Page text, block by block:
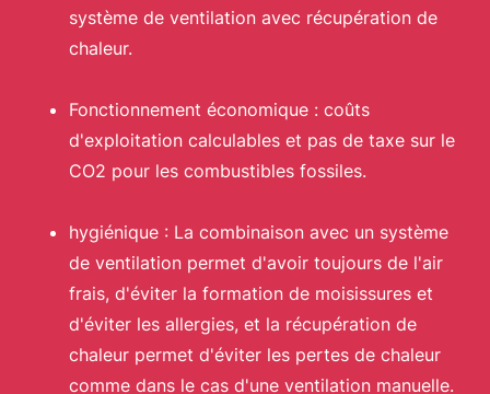
système de ventilation avec récupération de
chaleur.
Fonctionnement économique : coûts
d'exploitation calculables et pas de taxe sur le
CO2 pour les combustibles fossiles.
hygiénique : La combinaison avec un système
de ventilation permet d'avoir toujours de l'air
frais, d'éviter la formation de moisissures et
d'éviter les allergies, et la récupération de
chaleur permet d'éviter les pertes de chaleur
comme dans le cas d'une ventilation manuelle.